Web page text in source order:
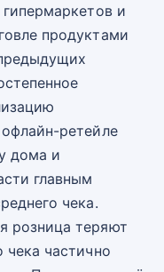
и
продуктами
ретейле
дома и
главным
чека.
розница теряют
чека частично